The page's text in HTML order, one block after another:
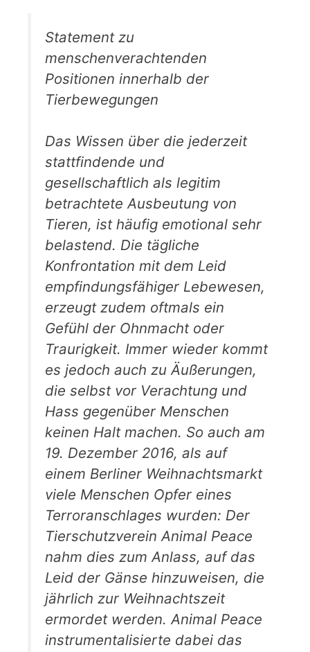
Statement zu
menschenverachtenden
Positionen innerhalb der
Tierbewegungen
Das Wissen über die jederzeit
stattfindende und
gesellschaftlich als legitim
betrachtete Ausbeutung von
Tieren, ist häufig emotional sehr
belastend. Die tägliche
Konfrontation mit dem Leid
empfindungsfähiger Lebewesen,
erzeugt zudem oftmals ein
Gefühl der Ohnmacht oder
Traurigkeit. Immer wieder kommt
es jedoch auch zu Äußerungen,
die selbst vor Verachtung und
Hass gegenüber Menschen
keinen Halt machen. So auch am
19. Dezember 2016, als auf
einem Berliner Weihnachtsmarkt
viele Menschen Opfer eines
Terroranschlages wurden: Der
Tierschutzverein Animal Peace
nahm dies zum Anlass, auf das
Leid der Gänse hinzuweisen, die
jährlich zur Weihnachtszeit
ermordet werden. Animal Peace
instrumentalisierte dabei das